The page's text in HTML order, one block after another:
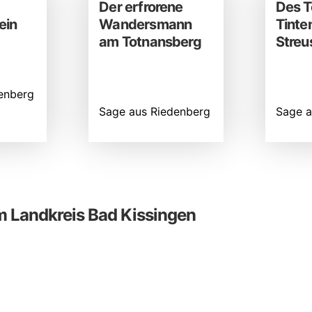
Der erfrorene
Wandersmann
am Totnansberg
Sage aus Riedenberg
Des
Sage
Landkreis Bad Kissingen